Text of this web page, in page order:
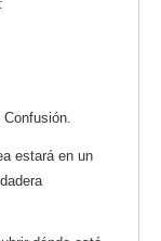
estará en un